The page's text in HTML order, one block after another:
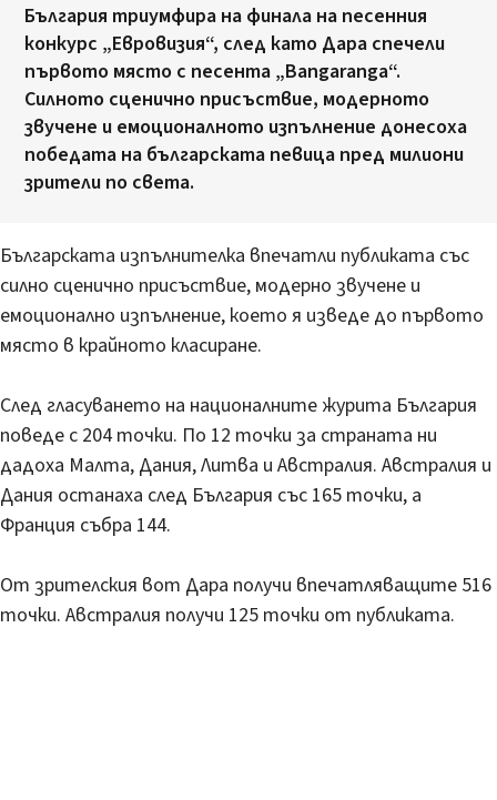
България триумфира на финала на песенния
конкурс „Евровизия“, след като Дара спечели
първото място с песента „Bangaranga“.
Силното сценично присъствие, модерното
звучене и емоционалното изпълнение донесоха
победата на българската певица пред милиони
зрители по света.
Българската изпълнителка впечатли публиката със
силно сценично присъствие, модерно звучене и
емоционално изпълнение, което я изведе до първото
място в крайното класиране.
След гласуването на националните журита България
поведе с 204 точки. По 12 точки за страната ни
дадоха Малта, Дания, Литва и Австралия. Австралия и
Дания останаха след България със 165 точки, а
Франция събра 144.
От зрителския вот Дара получи впечатляващите 516
точки. Австралия получи 125 точки от публиката.